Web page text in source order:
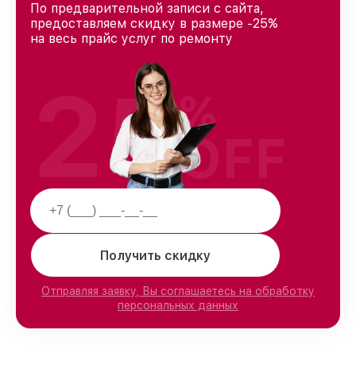
По предварительной записи с сайта,
предоставляем скидку в размере -25%
на весь прайс услуг по ремонту
Получить скидку
Отправляя заявку, Вы соглашаетесь на обработку
персональных данных
25%
OFF